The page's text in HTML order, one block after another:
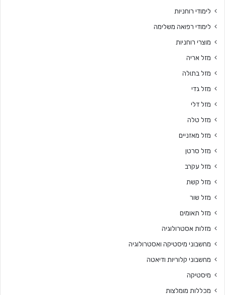
לימודי רוחניות
לימודי רפואה משלימה
מוצרי רוחניות
מזל אריה
מזל בתולה
מזל גדי
מזל דלי
מזל טלה
מזל מאזניים
מזל סרטן
מזל עקרב
מזל קשת
מזל שור
מזל תאומים
מזלות אסטרולוגיה
מחשבוני מיסטיקה ואסטרולוגיה
מחשבוני קלוריות ודיאטה
מיסטיקה
מכללות מומלצות